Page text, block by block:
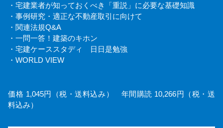
・宅建業者が知っておくべき「重説」に必要な基礎知識
・事例研究・適正な不動産取引に向けて
・関連法規Q&A
・一問一答！建築のキホン
・宅建ケーススタディ 日日是勉強
・WORLD VIEW
価格 1,045円（税・送料込み） 年間購読 10,266円（税・送
料込み）